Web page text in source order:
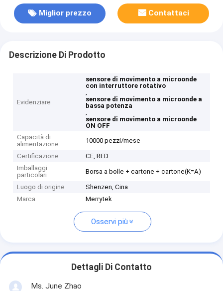
Miglior prezzo Contattaci
Descrizione Di Prodotto
Evidenziare
sensore di movimento a microonde
con interruttore rotativo
,
sensore di movimento a microonde a
bassa potenza
,
sensore di movimento a microonde
ON OFF
Capacità di
alimentazione
10000 pezzi/mese
Certificazione
CE, RED
Imballaggi
particolari
Borsa a bolle + cartone + cartone(K=A)
Luogo di origine
Shenzen, Cina
Marca
Merrytek
Osservi più
Dettagli Di Contatto
Ms. June Zhao